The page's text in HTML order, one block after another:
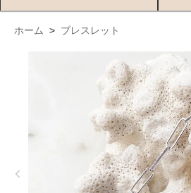
ホーム > ブレスレット